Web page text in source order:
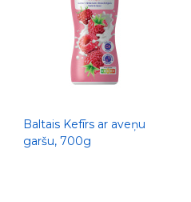
Baltais Kefīrs ar aveņu
garšu, 700g